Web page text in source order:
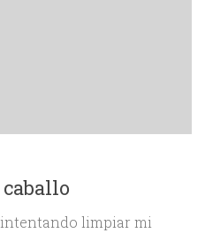
limpiar mi